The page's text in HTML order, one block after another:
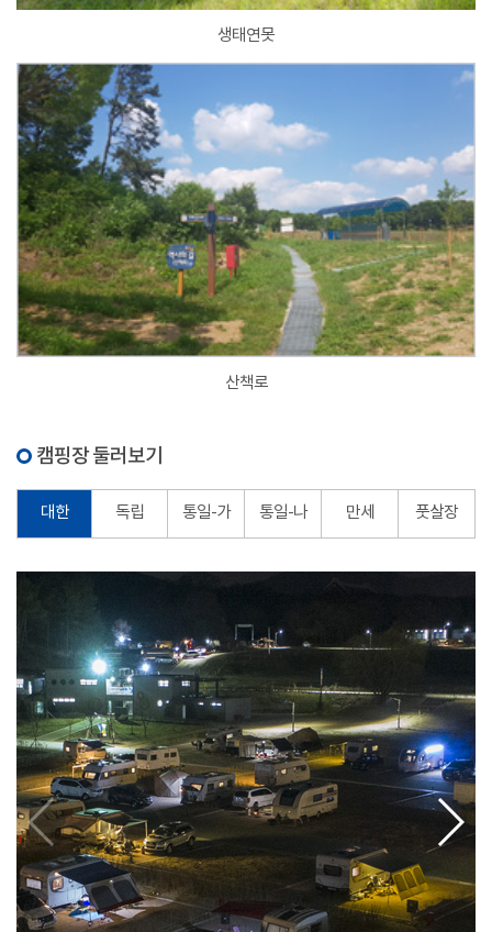
생태연못
산책로
캠핑장 둘러보기
대한 독립 통일-가 통일-나 만세 풋살장